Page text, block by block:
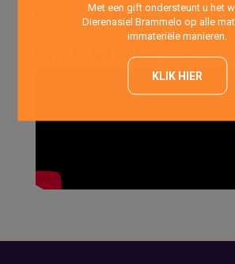
alleen voor asielkatten)
Ons Asiel in het nieuws
Met een gift ondersteunt u het
Dierenasiel Brammelo op alle
immateriële manieren.
KLIK HIER